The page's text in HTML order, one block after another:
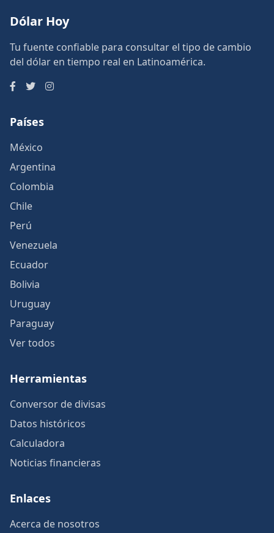
Dólar Hoy
Tu fuente confiable para consultar el tipo de cambio
del dólar en tiempo real en Latinoamérica.
Países
México
Argentina
Colombia
Chile
Perú
Venezuela
Ecuador
Bolivia
Uruguay
Paraguay
Ver todos
Herramientas
Conversor de divisas
Datos históricos
Calculadora
Noticias financieras
Enlaces
Acerca de nosotros